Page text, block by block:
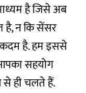
है जिसे अब
है, न कि सेंसर
कदम है. हम इससे
सहयोग
ही चलते हैं.